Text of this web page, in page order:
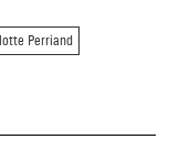
Perriand